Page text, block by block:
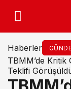
Haberler
TBMM’de Kritik
Teklifi